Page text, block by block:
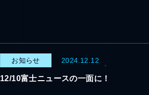
お知らせ 2024.12.12
12/10富士ニュースの一面に！